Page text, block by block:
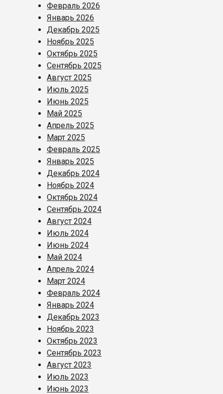
Февраль 2026
Январь 2026
Декабрь 2025
Ноябрь 2025
Октябрь 2025
Сентябрь 2025
Август 2025
Июль 2025
Июнь 2025
Май 2025
Апрель 2025
Март 2025
Февраль 2025
Январь 2025
Декабрь 2024
Ноябрь 2024
Октябрь 2024
Сентябрь 2024
Август 2024
Июль 2024
Июнь 2024
Май 2024
Апрель 2024
Март 2024
Февраль 2024
Январь 2024
Декабрь 2023
Ноябрь 2023
Октябрь 2023
Сентябрь 2023
Август 2023
Июль 2023
Июнь 2023